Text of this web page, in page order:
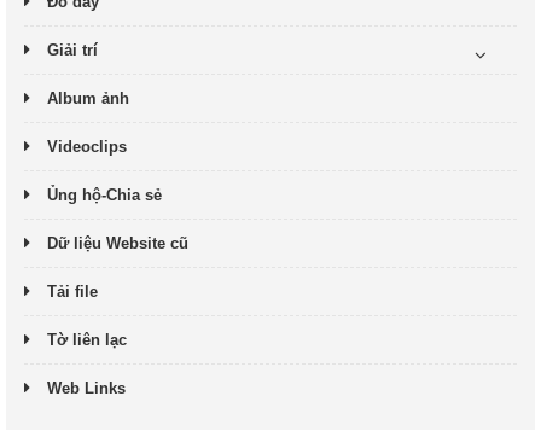
Giải trí
Album ảnh
Videoclips
Ủng hộ-Chia sẻ
Dữ liệu Website cũ
Tải file
Tờ liên lạc
Web Links